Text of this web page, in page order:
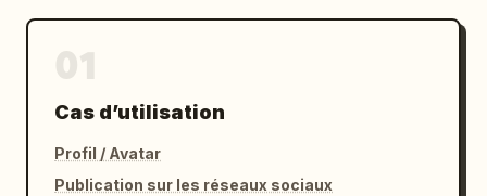
Cas d’utilisation
Profil / Avatar
Publication sur les réseaux sociaux